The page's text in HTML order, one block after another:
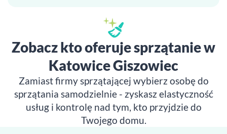
Zobacz kto oferuje sprzątanie w
Katowice Giszowiec
Zamiast firmy sprzątającej wybierz osobę do
sprzątania samodzielnie - zyskasz elastyczność
usług i kontrolę nad tym, kto przyjdzie do
Twojego domu.